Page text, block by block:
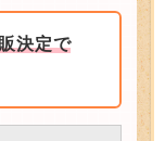
決定で